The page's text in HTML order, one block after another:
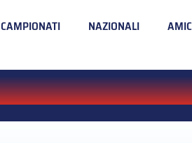
CAMPIONATI NAZIONALI